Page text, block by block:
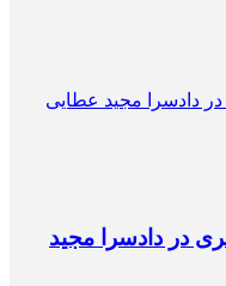
در دادسرا مجید